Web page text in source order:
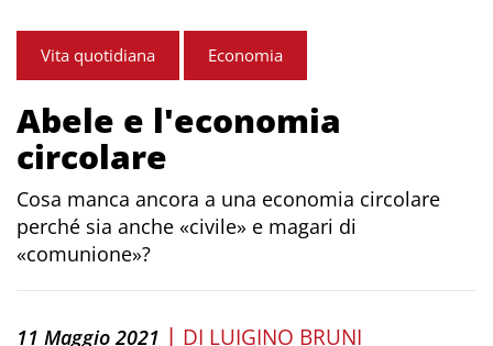
Vita quotidiana Economia
Abele e l'economia
circolare
Cosa manca ancora a una economia circolare
perché sia anche «civile» e magari di
«comunione»?
11 Maggio 2021 | DI LUIGINO BRUNI